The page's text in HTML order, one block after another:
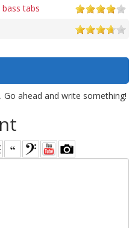
tabs
ahead and write something!